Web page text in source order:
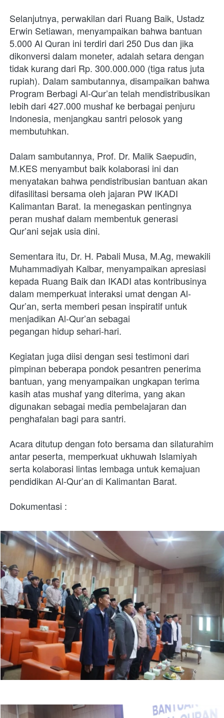
Selanjutnya, perwakilan dari Ruang Baik, Ustadz
Erwin Setiawan, menyampaikan bahwa bantuan
5.000 Al Quran ini terdiri dari 250 Dus dan jika
dikonversi dalam moneter, adalah setara dengan
tidak kurang dari Rp. 300.000.000 (tiga ratus juta
rupiah). Dalam sambutannya, disampaikan bahwa
Program Berbagi Al-Qur’an telah mendistribusikan
lebih dari 427.000 mushaf ke berbagai penjuru
Indonesia, menjangkau santri pelosok yang
membutuhkan.
Dalam sambutannya, Prof. Dr. Malik Saepudin,
M.KES menyambut baik kolaborasi ini dan
menyatakan bahwa pendistribusian bantuan akan
difasilitasi bersama oleh jajaran PW IKADI
Kalimantan Barat. Ia menegaskan pentingnya
peran mushaf dalam membentuk generasi
Qur’ani sejak usia dini.
Sementara itu, Dr. H. Pabali Musa, M.Ag, mewakili
Muhammadiyah Kalbar, menyampaikan apresiasi
kepada Ruang Baik dan IKADI atas kontribusinya
dalam memperkuat interaksi umat dengan Al-
Qur’an, serta memberi pesan inspiratif untuk
menjadikan Al-Qur’an sebagai
pegangan hidup sehari-hari.
Kegiatan juga diisi dengan sesi testimoni dari
pimpinan beberapa pondok pesantren penerima
bantuan, yang menyampaikan ungkapan terima
kasih atas mushaf yang diterima, yang akan
digunakan sebagai media pembelajaran dan
penghafalan bagi para santri.
Acara ditutup dengan foto bersama dan silaturahim
antar peserta, memperkuat ukhuwah Islamiyah
serta kolaborasi lintas lembaga untuk kemajuan
pendidikan Al-Qur’an di Kalimantan Barat.
Dokumentasi :